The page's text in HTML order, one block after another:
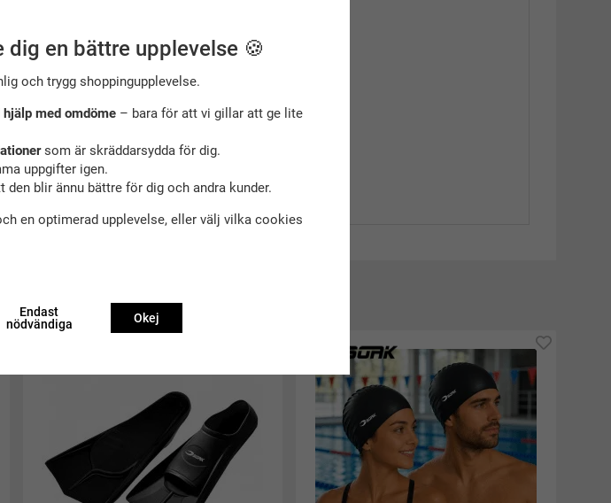
till denna produkt
en bättre upplevelse 🍪
och trygg shoppingupplevelse.
med omdöme– bara för att vi gillar att ge lite
som är skräddarsydda för dig.
uppgifter igen.
den blir ännu bättre för dig och andra kunder.
en optimerad upplevelse, eller välj vilka cookies
Endast
nödvändiga
Okej